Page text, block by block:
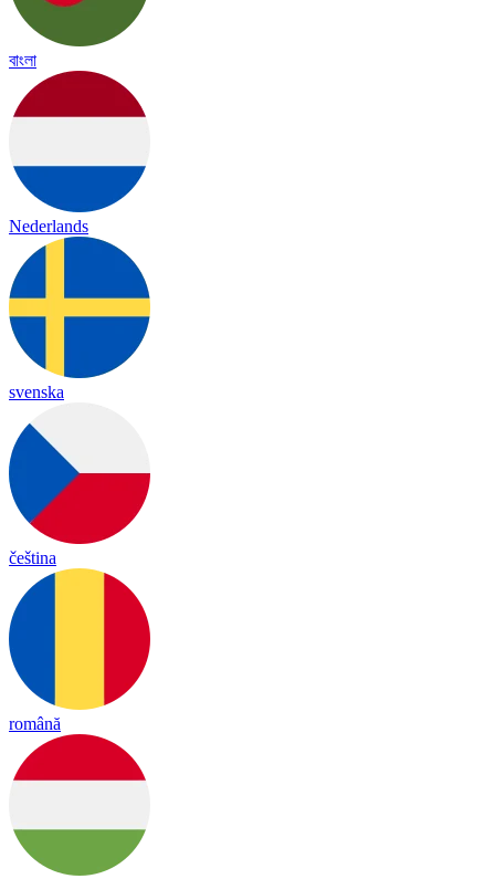
বাংলা
Nederlands
svenska
čeština
română